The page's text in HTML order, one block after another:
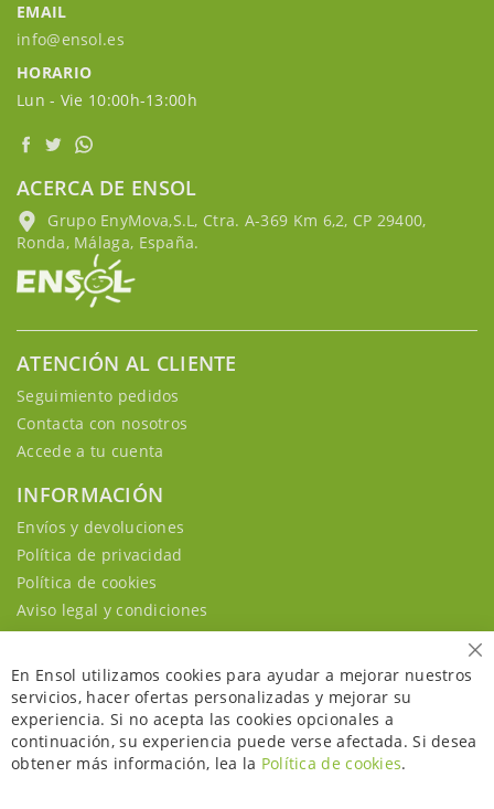
EMAIL
info@ensol.es
HORARIO
Lun - Vie 10:00h-13:00h
ACERCA DE ENSOL
Grupo EnyMova,S.L, Ctra. A-369 Km 6,2, CP 29400,
Ronda, Málaga, España.
ATENCIÓN AL CLIENTE
Seguimiento pedidos
Contacta con nosotros
Accede a tu cuenta
INFORMACIÓN
Envíos y devoluciones
Política de privacidad
Política de cookies
Aviso legal y condiciones
En Ensol utilizamos cookies para ayudar a mejorar nuestros
servicios, hacer ofertas personalizadas y mejorar su
experiencia. Si no acepta las cookies opcionales a
continuación, su experiencia puede verse afectada. Si desea
obtener más información, lea la Política de cookies.